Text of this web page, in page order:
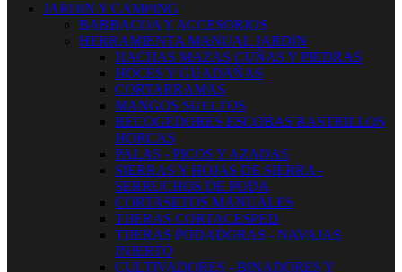
JARDIN Y CAMPING
BARBACOA Y ACCESORIOS
HERRAMIENTA MANUAL JARDIN
HACHAS MAZAS CUÑAS Y PIEDRAS
HOCES Y GUADAÑAS
CORTARRAMAS
MANGOS SUELTOS
RECOGEDORES ESCOBAS RASTRILLOS
HORCAS
PALAS - PICOS Y AZADAS
SIERRAS Y HOJAS DE SIERRA -
SERRUCHOS DE PODA
CORTASETOS MANUALES
TIJERAS CORTACESPED
TIJERAS PODADORAS - NAVAJAS
INJERTO
CULTIVADORES - BINADORES Y